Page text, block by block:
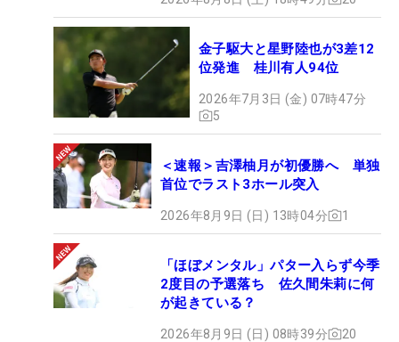
金子駆大と星野陸也が3差12
位発進 桂川有人94位
2026年7月3日 (金) 07時47分
5
＜速報＞吉澤柚月が初優勝へ 単独
首位でラスト3ホール突入
2026年8月9日 (日) 13時04分 1
「ほぼメンタル」パター入らず今季
2度目の予選落ち 佐久間朱莉に何
が起きている？
2026年8月9日 (日) 08時39分 20